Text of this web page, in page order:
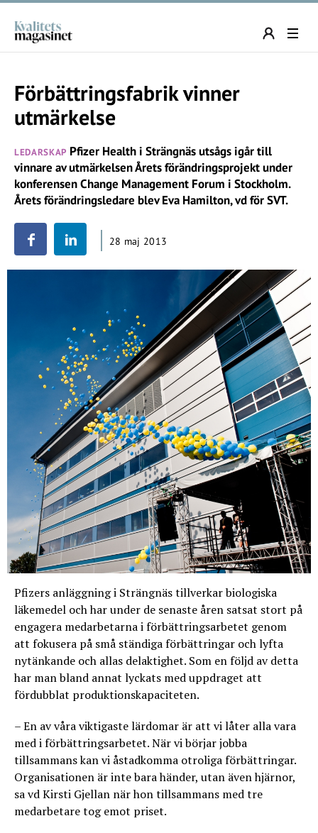
Förbättringsfabrik vinner
utmärkelse
LEDARSKAP Pfizer Health i Strängnäs utsågs igår till
vinnare av utmärkelsen Årets förändringsprojekt under
konferensen Change Management Forum i Stockholm.
Årets förändringsledare blev Eva Hamilton, vd för SVT.
28 maj 2013
Pfizers anläggning i Strängnäs tillverkar biologiska
läkemedel och har under de senaste åren satsat stort på
engagera medarbetarna i förbättringsarbetet genom
att fokusera på små ständiga förbättringar och lyfta
nytänkande och allas delaktighet. Som en följd av detta
har man bland annat lyckats med uppdraget att
fördubblat produktionskapaciteten.
– En av våra viktigaste lärdomar är att vi låter alla vara
med i förbättringsarbetet. När vi börjar jobba
tillsammans kan vi åstadkomma otroliga förbättringar.
Organisationen är inte bara händer, utan även hjärnor,
sa vd Kirsti Gjellan när hon tillsammans med tre
medarbetare tog emot priset.